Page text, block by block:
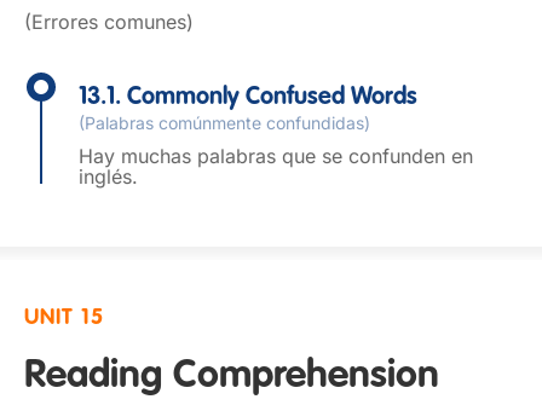
(Errores comunes)
13.1. Commonly Confused Words
(Palabras comúnmente confundidas)
Hay muchas palabras que se confunden en
inglés.
UNIT 15
Reading Comprehension